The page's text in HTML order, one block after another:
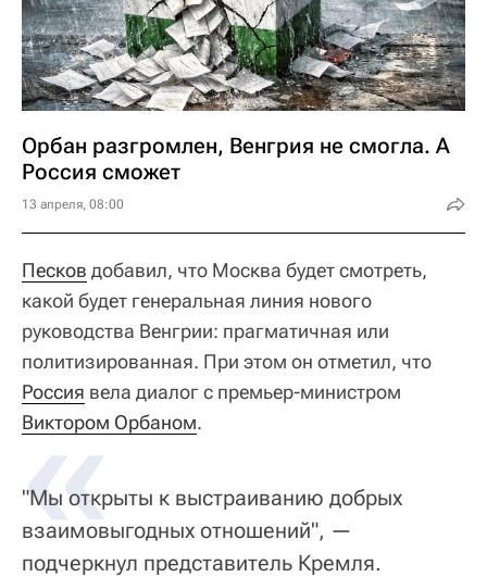
Орбан разгромлен, Венгрия не смогла. А
Россия сможет
13 апреля, 08:00
Песков добавил, что Москва будет смотреть,
какой будет генеральная линия нового
руководства Венгрии: прагматичная или
политизированная. При этом он отметил, что
Россия вела диалог с премьер-министром
Виктором Орбаном.
«
"Мы открыты к выстраиванию добрых
взаимовыгодных отношений", —
подчеркнул представитель Кремля.